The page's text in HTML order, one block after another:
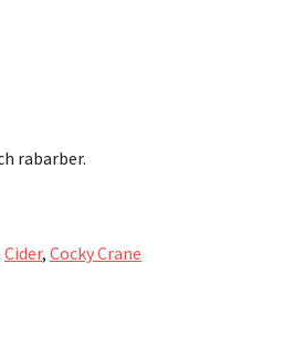
rabarber.
Cider, Cocky Crane